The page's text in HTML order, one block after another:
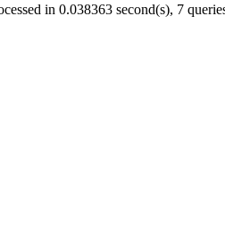
in 0.038363 second(s), 7